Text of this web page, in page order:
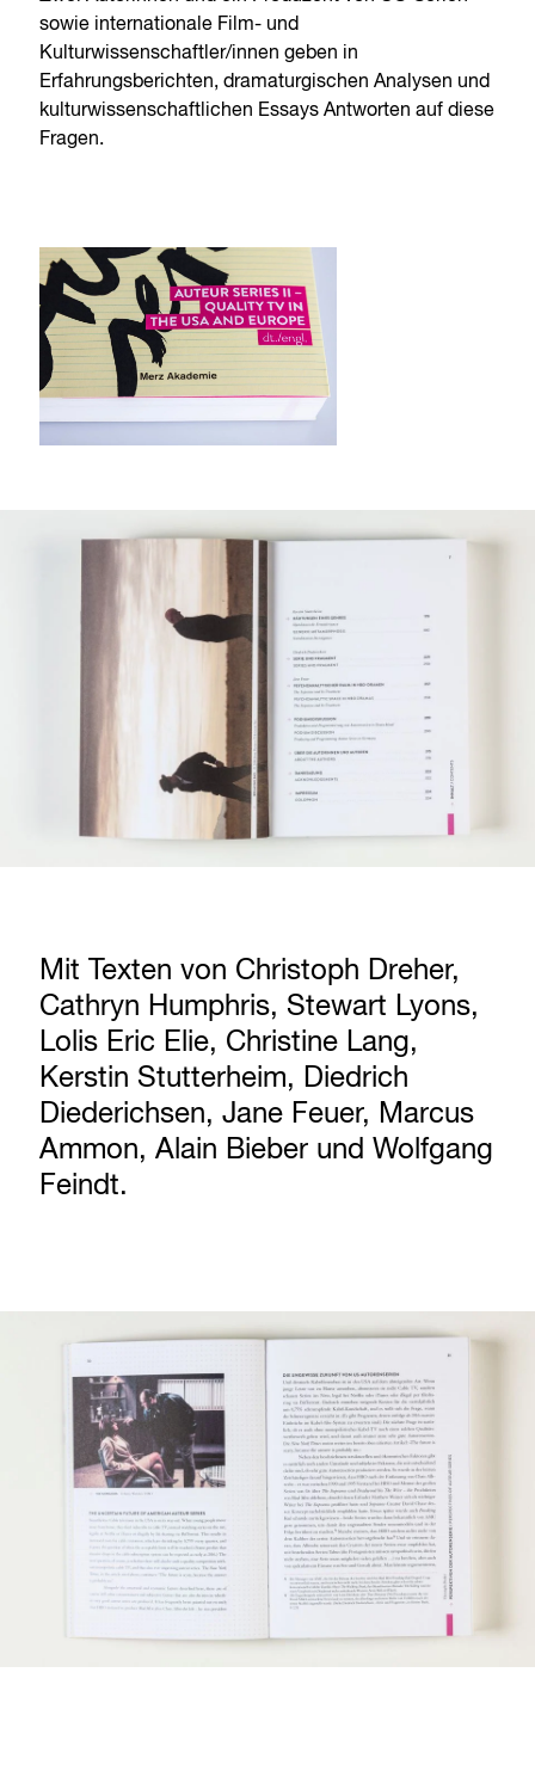
sowie internationale Film- und
Kulturwissenschaftler/innen geben in
Erfahrungsberichten, dramaturgischen Analysen und
kulturwissenschaftlichen Essays Antworten auf diese
Fragen.
Mit Texten von Christoph Dreher,
Cathryn Humphris, Stewart Lyons,
Lolis Eric Elie, Christine Lang,
Kerstin Stutterheim, Diedrich
Diederichsen, Jane Feuer, Marcus
Ammon, Alain Bieber und Wolfgang
Feindt.